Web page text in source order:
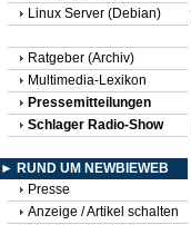
Linux Server (Debian)
Ratgeber (Archiv)
Multimedia-Lexikon
Pressemitteilungen
Schlager Radio-Show
► RUND UM NEWBIEWEB
Presse
Anzeige / Artikel schalten